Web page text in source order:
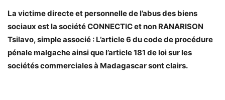
La victime directe et personnelle de l’abus des biens
sociaux est la société CONNECTIC et non RANARISON
Tsilavo, simple associé : L’article 6 du code de procédure
pénale malgache ainsi que l’article 181 de loi sur les
sociétés commerciales à Madagascar sont clairs.